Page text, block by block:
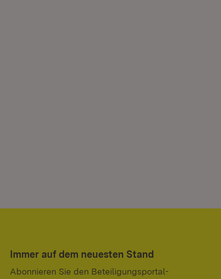
Immer auf dem neuesten Stand
Abonnieren Sie den Beteiligungsportal-